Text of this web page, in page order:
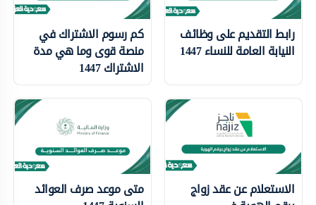
رابط التقديم على وظائف
النيابة العامة للنساء 1447
كم رسوم الاشتراك في
منصة قوى وما هي مدة
الاشتراك 1447
الاستعلام عن عقد زواج متى موعد صرف العوائد